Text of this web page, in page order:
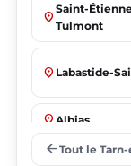
place
Saint-
Tulmont
place Labastide-
place Albias
Saint-
arrow_back Tout le